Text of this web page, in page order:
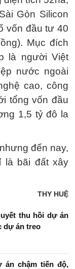
Gòn Silicon
vốn đầu tư 40
Mục đích
là người Việt
nước ngoài
cao, công
tổng vốn đầu
1,5 tỷ đô la
đến nay,
là bãi đất xây
THY HUỆ
thu hồi dự án
dự án treo
án chậm tiến độ,